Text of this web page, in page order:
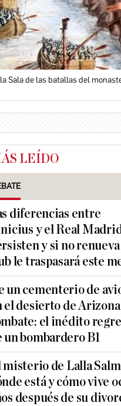
Sala de las batallas del
LEÍDO
diferencias entre
y el Real
y si no
le traspasará este
un cementerio de
el desierto de
el inédito
un bombardero B1
misterio de Lalla
está y cómo vive
después de su